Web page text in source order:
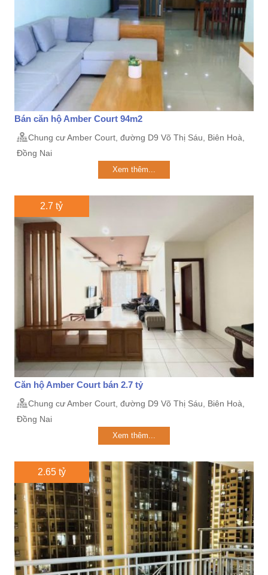
Bán căn hộ Amber Court 94m2
Chung cư Amber Court, đường D9 Võ Thị Sáu, Biên Hoà,
Đồng Nai
Xem thêm...
2.7 tỷ
Căn hộ Amber Court bán 2.7 tỷ
Chung cư Amber Court, đường D9 Võ Thị Sáu, Biên Hoà,
Đồng Nai
Xem thêm...
2.65 tỷ